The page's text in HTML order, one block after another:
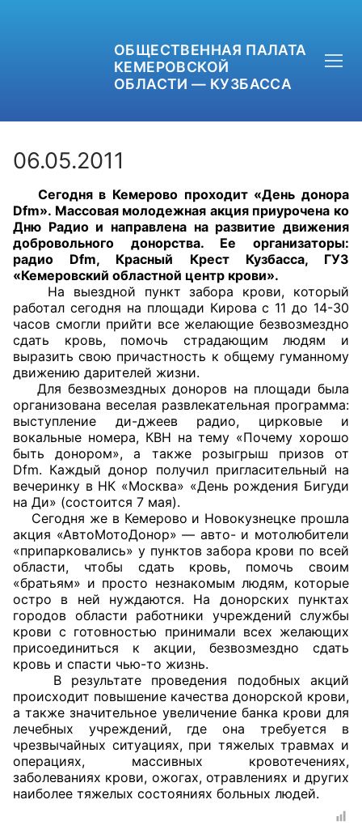
ОБЩЕСТВЕННАЯ ПАЛАТА
КЕМЕРОВСКОЙ
ОБЛАСТИ — КУЗБАССА
+7 (3842) 58-82-40
OPKO42@BK.RU
ОБРАТНАЯ СВЯЗЬ
Главная
Общественные советы
Общественные советы при территориальных
органах федеральных органов
исполнительной власти
Общественные советы по проведению
независимой оценки качества условий
оказания услуг
О Палате
Структура Палаты
Комиссии
Экспертный совет ОП КО
Совет ОП КО
Общественный штаб
06.05.2011
Сегодня в Кемерово проходит «День донора
Dfm». Массовая молодежная акция приурочена ко
Дню Радио и направлена на развитие движения
добровольного донорства. Ее организаторы:
радио Dfm, Красный Крест Кузбасса, ГУЗ
«Кемеровский областной центр крови».
На выездной пункт забора крови, который
работал сегодня на площади Кирова с 11 до 14-30
часов смогли прийти все желающие безвозмездно
сдать кровь, помочь страдающим людям и
выразить свою причастность к общему гуманному
движению дарителей жизни.
Для безвозмездных доноров на площади была
организована веселая развлекательная программа:
выступление ди-джеев радио, цирковые и
вокальные номера, КВН на тему «Почему хорошо
быть донором», а также розыгрыш призов от
Dfm. Каждый донор получил пригласительный на
вечеринку в НК «Москва» «День рождения Бигуди
на Ди» (состоится 7 мая).
Сегодня же в Кемерово и Новокузнецке прошла
акция «АвтоМотоДонор» — авто- и мотолюбители
«припарковались» у пунктов забора крови по всей
области, чтобы сдать кровь, помочь своим
«братьям» и просто незнакомым людям, которые
остро в ней нуждаются. На донорских пунктах
городов области работники учреждений службы
крови с готовностью принимали всех желающих
присоединиться к акции, безвозмездно сдать
кровь и спасти чью-то жизнь.
В результате проведения подобных акций
происходит повышение качества донорской крови,
а также значительное увеличение банка крови для
лечебных учреждений, где она требуется в
чрезвычайных ситуациях, при тяжелых травмах и
операциях, массивных кровотечениях,
заболеваниях крови, ожогах, отравлениях и других
наиболее тяжелых состояниях больных людей.